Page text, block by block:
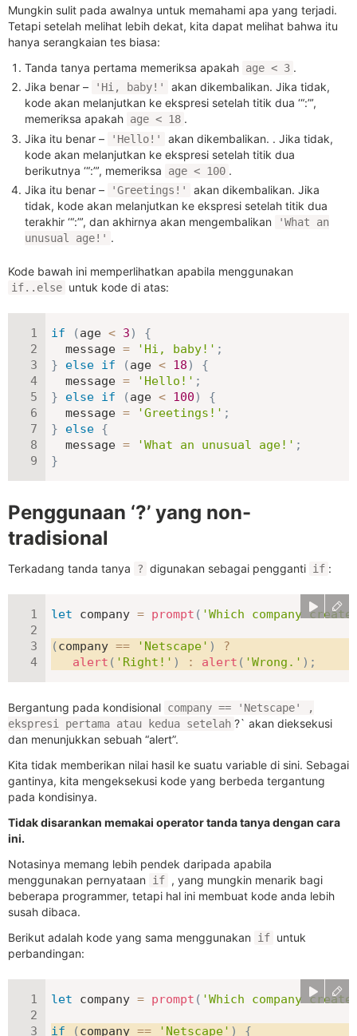
Mungkin sulit pada awalnya untuk memahami apa yang terjadi.
Tetapi setelah melihat lebih dekat, kita dapat melihat bahwa itu
hanya serangkaian tes biasa:
Tanda tanya pertama memeriksa apakah age < 3 .
Jika benar –
'Hi, baby!'
akan dikembalikan. Jika tidak,
kode akan melanjutkan ke ekspresi setelah titik dua ‘“:”’,
memeriksa apakah age < 18 .
Jika itu benar –
'Hello!'
akan dikembalikan. . Jika tidak,
kode akan melanjutkan ke ekspresi setelah titik dua
berikutnya ‘“:”’, memeriksa
age < 100 .
Jika itu benar –
'Greetings!'
akan dikembalikan. Jika
tidak, kode akan melanjutkan ke ekspresi setelah titik dua
terakhir ‘“:”’, dan akhirnya akan mengembalikan
'What an
unusual age!' .
Kode bawah ini memperlihatkan apabila menggunakan
if..else untuk kode di atas:
if (age < 3)
{
  message
= 'Hi, baby!' ;
}
else if (age < 18)
{
  message
= 'Hello!' ;
}
else if (age < 100)
{
  message
= 'Greetings!' ;
}
else {
  message
= 'What an unusual age!' ;
}
Penggunaan ‘?’ yang non-
tradisional
Terkadang tanda tanya ? digunakan sebagai pengganti if :
let company = prompt ( 'Which company
(company == 'Netscape' )
?
alert ( 'Right!' ) : alert ( 'Wrong.' ) ;
Bergantung pada kondisional company == 'Netscape' ,
ekspresi pertama atau kedua setelah ?` akan dieksekusi
dan menunjukkan sebuah “alert”.
Kita tidak memberikan nilai hasil ke suatu variable di sini. Sebagai
gantinya, kita mengeksekusi kode yang berbeda tergantung
pada kondisinya.
Tidak disarankan memakai operator tanda tanya dengan cara
ini.
Notasinya memang lebih pendek daripada apabila
menggunakan pernyataan
if , yang mungkin menarik bagi
beberapa programmer, tetapi hal ini membuat kode anda lebih
susah dibaca.
Berikut adalah kode yang sama menggunakan
if untuk
perbandingan:
let company = prompt ( 'Which company
if (company == 'Netscape' ) {